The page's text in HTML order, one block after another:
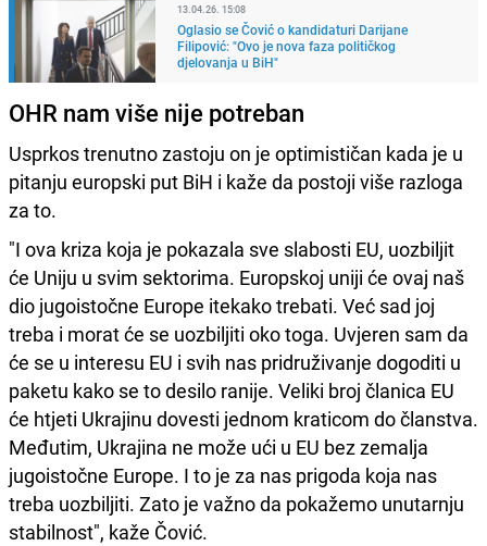
13.04.26. 15:08
Oglasio se Čović o kandidaturi Darijane
Filipović: "Ovo je nova faza političkog
djelovanja u BiH"
OHR nam više nije potreban
Usprkos trenutno zastoju on je optimističan kada je u
pitanju europski put BiH i kaže da postoji više razloga
za to.
"I ova kriza koja je pokazala sve slabosti EU, uozbiljit
će Uniju u svim sektorima. Europskoj uniji će ovaj naš
dio jugoistočne Europe itekako trebati. Već sad joj
treba i morat će se uozbiljiti oko toga. Uvjeren sam da
će se u interesu EU i svih nas pridruživanje dogoditi u
paketu kako se to desilo ranije. Veliki broj članica EU
će htjeti Ukrajinu dovesti jednom kraticom do članstva.
Međutim, Ukrajina ne može ući u EU bez zemalja
jugoistočne Europe. I to je za nas prigoda koja nas
treba uozbiljiti. Zato je važno da pokažemo unutarnju
stabilnost", kaže Čović.